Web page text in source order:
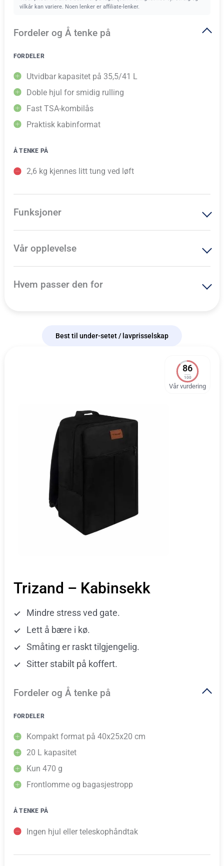
vilkår kan variere. Noen lenker er affiliate-lenker.
Fordeler og Å tenke på
FORDELER
Utvidbar kapasitet på 35,5/41 L
Doble hjul for smidig rulling
Fast TSA-kombilås
Praktisk kabinformat
Å TENKE PÅ
2,6 kg kjennes litt tung ved løft
Funksjoner
Vår opplevelse
Hvem passer den for
Best til under-setet / lavprisselskap
86
100
Vår vurdering
Trizand – Kabinsekk
Mindre stress ved gate.
Lett å bære i kø.
Småting er raskt tilgjengelig.
Sitter stabilt på koffert.
Fordeler og Å tenke på
FORDELER
Kompakt format på 40x25x20 cm
20 L kapasitet
Kun 470 g
Frontlomme og bagasjestropp
Å TENKE PÅ
Ingen hjul eller teleskophåndtak